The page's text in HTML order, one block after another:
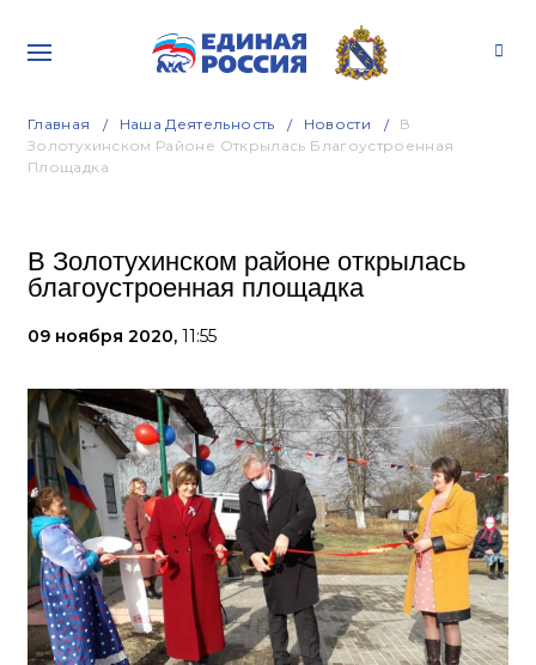
Главная Наша Деятельность Новости
В
Золотухинском Районе Открылась Благоустроенная
Площадка
В Золотухинском районе открылась
благоустроенная площадка
09 ноября 2020, 11:55